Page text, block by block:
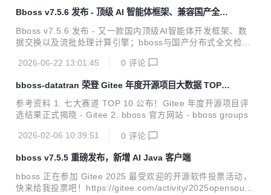
Bboss v7.5.6 发布 - 顶级 AI 智能体框架、兼容国产全文
检索产品 Easysearch
Bboss v7.5.6 发布 - 又一款国内顶级AI智能体开发框架、数
据交换以及流批处理计算引擎；bboss与国产分布式全文检索
户端全面兼容Easysearch全系列版本；带来诸多功能改进和b
-Action模式；基于bboss有向循环图实现多智能体编排和自主
循环迭代，支持并行、串行、条件、路由、裁判、通用、循环l
oop等多种智能体节点，轻松按需编排一切可能的任务节点到
智能体工作流；支持智能体工作流定时调度执行，提供节假日
忽略执行或者指定...
2026-06-22 13:01:45 0 评论
bboss-datatran 荣登 Gitee 年度开源项目大数据 TOP10
榜单
参考资料 1. 七大赛道 TOP 10 公布！Gitee 年度开源项目评
选结果正式揭晓 - Gitee 2. bboss 官方网站 - bboss groups
2026-02-06 10:39:51 0 评论
bboss v7.5.5 重磅发布，新增 AI Java 客户端
bboss 正在参加 Gitee 2025 最受欢迎的开源软件投票活动，
快来给我投票吧！https://gitee.com/activity/2025opensourc